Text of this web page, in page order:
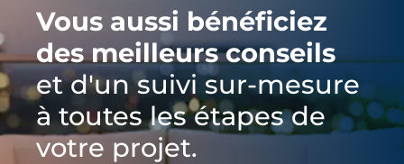
Vous aussi bénéficiez
des meilleurs conseils
et d'un suivi sur-mesure
à toutes les étapes de
votre projet.